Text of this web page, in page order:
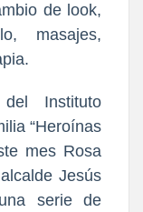
de look,
masajes,
Instituto
“Heroínas
mes Rosa
Jesús
serie de